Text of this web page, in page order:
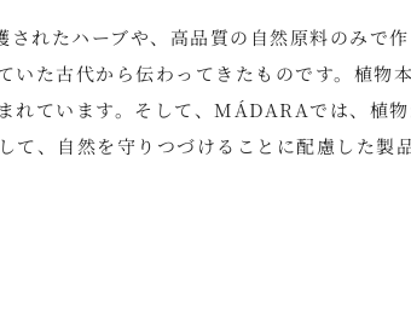
れたハーブや、高品質の自然原料のみで
いた古代から伝わってきたものです。植物
れています。そして、MÁDARAでは、植
て、自然を守りつづけることに配慮した製